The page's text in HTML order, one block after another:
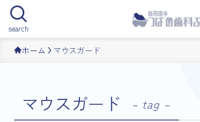
search
ホーム マウスガード
マウスガード – tag –